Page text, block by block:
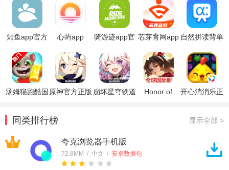
知鱼app官方
心屿app
骑游迹app官 芯芽育网app 自然拼读背单
汤姆猫跑酷国 原神官方正版 崩坏星穹铁道
Honor of
开心消消乐正
同类排行榜 显示全部 >
1 夸克浏览器手机版
72.8MM / 中文 / 安卓数据包